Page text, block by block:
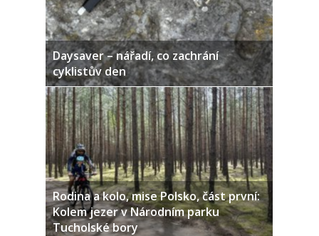
Daysaver – nářadí, co zachrání
cyklistův den
Rodina a kolo, mise Polsko, část první:
Kolem jezer v Národním parku
Tucholské bory